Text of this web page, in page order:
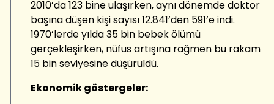
2010’da 123 bine ulaşırken, aynı dönemde doktor
başına düşen kişi sayısı 12.841’den 591’e indi.
1970’lerde yılda 35 bin bebek ölümü
gerçekleşirken, nüfus artışına rağmen bu rakam
15 bin seviyesine düşürüldü.
Ekonomik göstergeler: